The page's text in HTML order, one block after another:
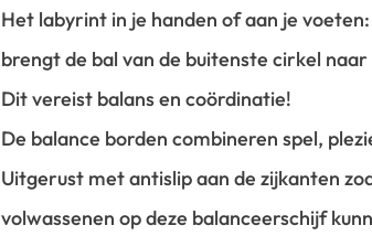
Het labyrint in je handen of aan je
brengt de bal van de buitenste cirkel
Dit vereist balans en coördinatie!
De balance borden combineren spel,
Uitgerust met antislip aan de zijkanten
volwassenen op deze balanceerschijf